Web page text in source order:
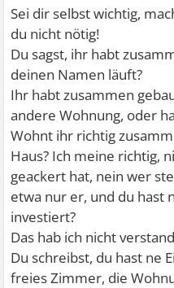
Sei dir selbst wichtig,
du nicht nötig!
Du sagst, ihr habt
deinen Namen läuft?
Ihr habt zusammen
andere Wohnung, oder
Wohnt ihr richtig
Haus? Ich meine richtig,
geackert hat, nein wer
etwa nur er, und du hast
investiert?
Das hab ich nicht
Du schreibst, du hast ne
freies Zimmer, die